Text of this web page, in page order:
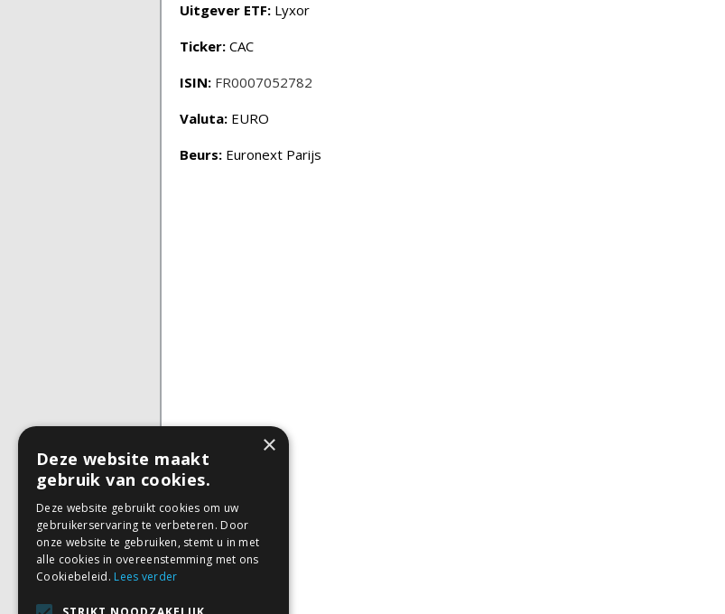
Uitgever ETF: Lyxor
Ticker: CAC
ISIN: FR0007052782
Valuta: EURO
Beurs: Euronext Parijs
×
Deze website maakt
gebruik van cookies.
Deze website gebruikt cookies om uw
gebruikerservaring te verbeteren. Door
onze website te gebruiken, stemt u in met
alle cookies in overeenstemming met ons
Cookiebeleid. Lees verder